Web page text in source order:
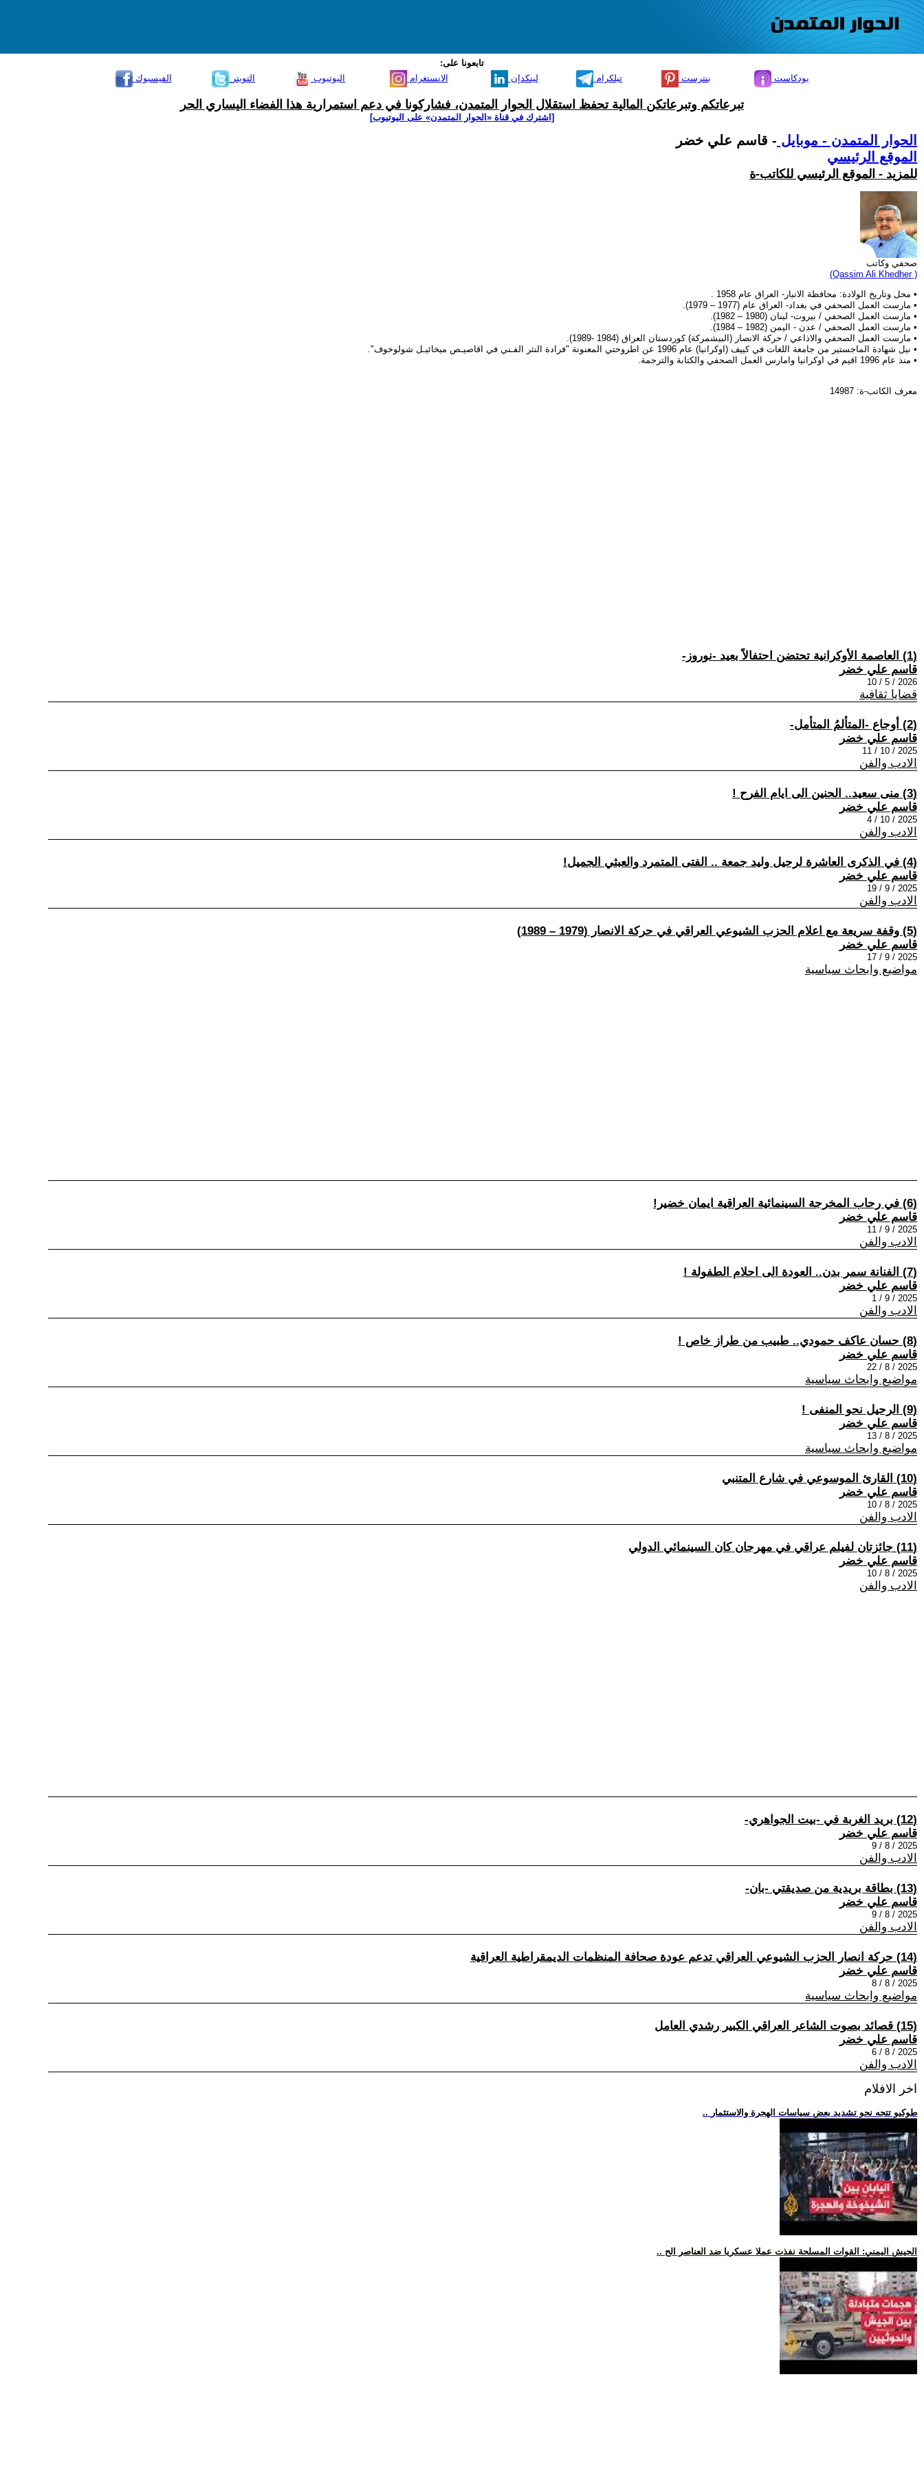
تابعونا على:
الفيسبوك
التويتر اليوتيوب الانستغرام لينكدإن تيلكرام بنترست بودكاست
تبرعاتكم وتبرعاتكن المالية تحفظ استقلال الحوار المتمدن، فشاركونا في دعم استمرارية هذا الفضاء اليساري الحر
[اشترك في قناة ‫«الحوار المتمدن» على اليوتيوب]
الحوار المتمدن - موبايل - قاسم علي خضر
الموقع الرئيسي
للمزيد - الموقع الرئيسي للكاتب-ة
صحفي وكاتب
(Qassim Ali Khedher )
• محل وتاريخ الولادة: محافظة الانبار- العراق عام 1958 .
• مارست العمل الصحفي في بغداد- العراق عام (1977 – 1979).
• مارست العمل الصحفي / بيروت- لبنان (1980 – 1982).
• مارست العمل الصحفي / عدن - اليمن (1982 – 1984).
• مارست العمل الصحفي والاذاعي / حركة الانصار (البيشمركة) كوردستان العراق (1984 -1989).
• نيل شهادة الماجستير من جامعة اللغات في كييف (اوكرانيا) عام 1996 عن اطروحتي المعنونة "فرادة النثر الفـني في اقاصيـص ميخائيـل شولوخوف".
• منذ عام 1996 اقيم في اوكرانيا وامارس العمل الصحفي والكتابة والترجمة.
معرف الكاتب-ة: 14987
(1) العاصمة الأوكرانية تحتضن احتفالاً بعيد -نوروز-
قاسم علي خضر
2026 / 5 / 10
قضايا ثقافية
(2) أوجاع -المتألمُ المتأمل-
قاسم علي خضر
2025 / 10 / 11
الادب والفن
(3) منى سعيد.. الحنين الى ايام الفرح !
قاسم علي خضر
2025 / 10 / 4
الادب والفن
(4) في الذكرى العاشرة لرحيل وليد جمعة .. الفتى المتمرد والعبثي الجميل!
قاسم علي خضر
2025 / 9 / 19
الادب والفن
(5) وقفة سريعة مع اعلام الحزب الشيوعي العراقي في حركة الانصار (1979 – 1989)
قاسم علي خضر
2025 / 9 / 17
مواضيع وابحاث سياسية
(6) في رحاب المخرجة السينمائية العراقية ايمان خضير!
قاسم علي خضر
2025 / 9 / 11
الادب والفن
(7) الفنانة سمر بدن.. العودة الى احلام الطفولة !
قاسم علي خضر
2025 / 9 / 1
الادب والفن
(8) حسان عاكف حمودي.. طبيب من طراز خاص !
قاسم علي خضر
2025 / 8 / 22
مواضيع وابحاث سياسية
(9) الرحيل نحو المنفى !
قاسم علي خضر
2025 / 8 / 13
مواضيع وابحاث سياسية
(10) القارئ الموسوعي في شارع المتنبي
قاسم علي خضر
2025 / 8 / 10
الادب والفن
(11) جائزتان لفيلم عراقي في مهرجان كان السينمائي الدولي
قاسم علي خضر
2025 / 8 / 10
الادب والفن
(12) بريد الغربة في -بيت الجواهري-
قاسم علي خضر
2025 / 8 / 9
الادب والفن
(13) بطاقة بريدية من صديقتي -بان-
قاسم علي خضر
2025 / 8 / 9
الادب والفن
(14) حركة انصار الحزب الشيوعي العراقي تدعم عودة صحافة المنظمات الديمقراطية العراقية
قاسم علي خضر
2025 / 8 / 8
مواضيع وابحاث سياسية
(15) قصائد بصوت الشاعر العراقي الكبير رشدي العامل
قاسم علي خضر
2025 / 8 / 6
الادب والفن
اخر الافلام
.. طوكيو تتجه نحو تشديد بعض سياسات الهجرة والاستثمار
.. الجيش اليمني: القوات المسلحة نفذت عملا عسكريا ضد العناصر الح